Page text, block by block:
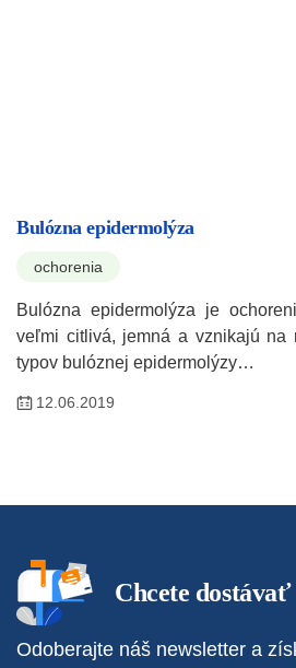
Bulózna epidermolýza
ochorenia
Bulózna epidermolýza je
veľmi citlivá, jemná a vznikajú na
typov bulóznej epidermolýzy…
12.06.2019
Chcete
Odoberajte náš newsletter a